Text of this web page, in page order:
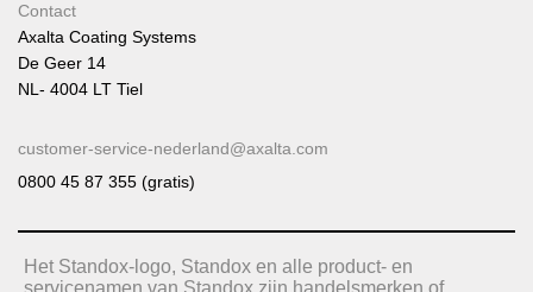
Contact
Axalta Coating Systems
De Geer 14
NL- 4004 LT Tiel
customer-service-nederland@axalta.com
0800 45 87 355 (gratis)
Het Standox-logo, Standox en alle product- en